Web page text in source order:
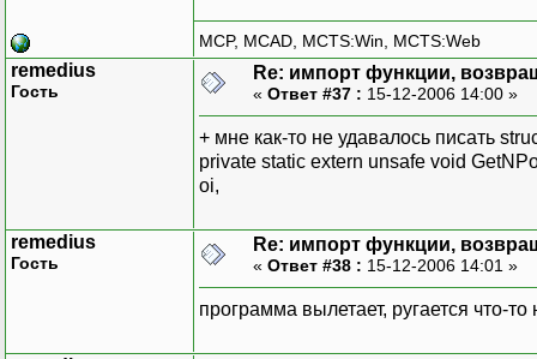
MCP, MCAD, MCTS:Win, MCTS:Web
remedius
Гость
Re: импорт функции,
« Ответ #37 : 15-12-2006 14:00 »
+ мне как-то не удавалось писать
private static extern unsafe void
oi,
remedius
Гость
Re: импорт функции,
« Ответ #38 : 15-12-2006 14:01 »
программа вылетает, ругается что-